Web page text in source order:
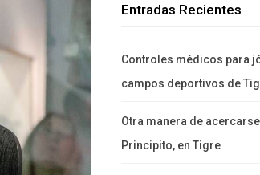
Entradas Recientes
Controles médicos para
campos deportivos de
Otra manera de
Principito, en Tigre